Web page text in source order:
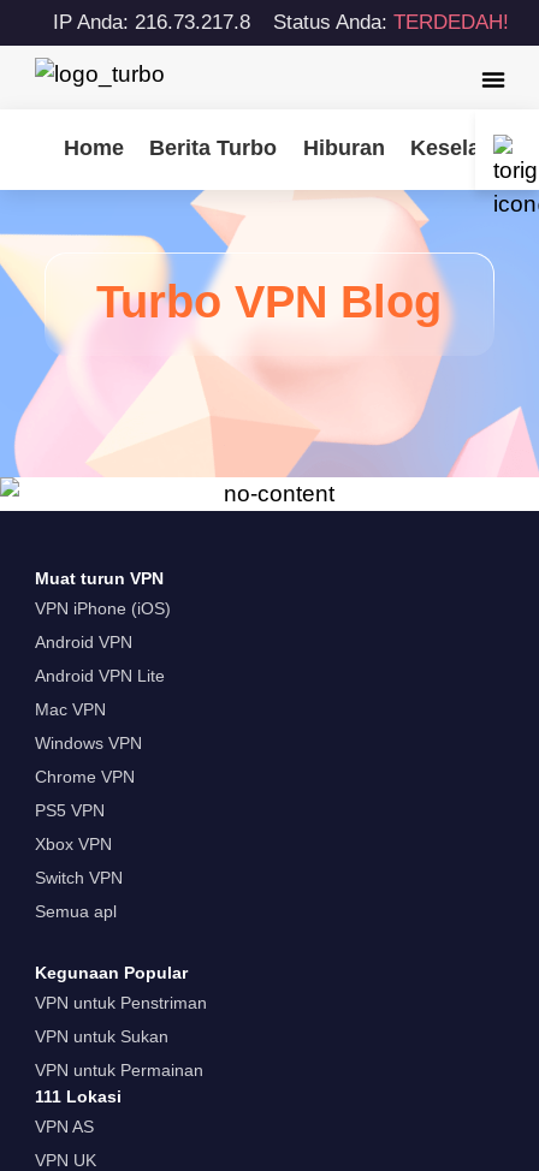
IP Anda: 216.73.217.8 Status Anda:TERDEDAH!
Home Berita Turbo Hiburan
Turbo VPN Blog
Muat turun VPN
VPN iPhone (iOS)
Android VPN
Android VPN Lite
Mac VPN
Windows VPN
Chrome VPN
PS5 VPN
Xbox VPN
Switch VPN
Semua apl
Kegunaan Popular
VPN untuk Penstriman
VPN untuk Sukan
VPN untuk Permainan
111 Lokasi
VPN AS
VPN UK